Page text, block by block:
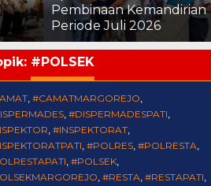
Pembinaan Kemandirian
Periode Juli 2026
#POLSEK
, #CAMATMARGOREJO,
, #DISPERMADESPATI,
, #INSPEKTORAT,
, #POLRES, #POLRESTA,
, #POLSEK,
, #RESTA, #RESTAPATI,